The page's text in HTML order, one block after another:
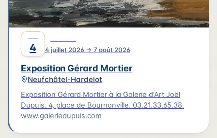
4 4 juillet 2026 → 7 août 2026
Exposition Gérard Mortier
Neufchâtel-Hardelot
Exposition Gérard Mortier à la Galerie d'Art Joël
Dupuis. 4, place de Bournonville. 03.21.33.65.38.
www.galeriedupuis.com